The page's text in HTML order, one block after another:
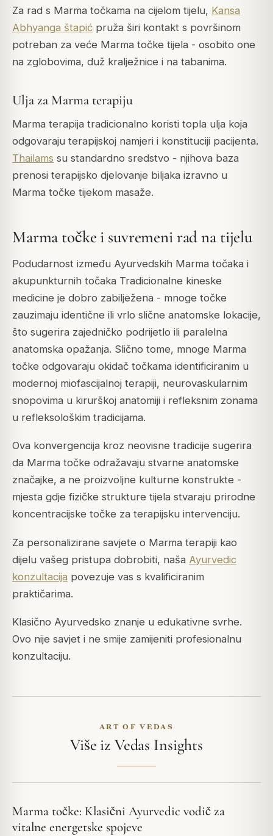
Za rad s Marma točkama na cijelom tijelu, Kansa
Abhyanga štapić pruža širi kontakt s površinom
potreban za veće Marma točke tijela - osobito one
na zglobovima, duž kralježnice i na tabanima.
Ulja za Marma terapiju
Marma terapija tradicionalno koristi topla ulja koja
odgovaraju terapijskoj namjeri i konstituciji pacijenta.
Thailams su standardno sredstvo - njihova baza
prenosi terapijsko djelovanje biljaka izravno u
Marma točke tijekom masaže.
Marma točke i suvremeni rad na tijelu
Podudarnost između Ayurvedskih Marma točaka i
akupunkturnih točaka Tradicionalne kineske
medicine je dobro zabilježena - mnoge točke
zauzimaju identične ili vrlo slične anatomske lokacije,
što sugerira zajedničko podrijetlo ili paralelna
anatomska opažanja. Slično tome, mnoge Marma
točke odgovaraju okidač točkama identificiranim u
modernoj miofascijalnoj terapiji, neurovaskularnim
snopovima u kirurškoj anatomiji i refleksnim zonama
u refleksološkim tradicijama.
Ova konvergencija kroz neovisne tradicije sugerira
da Marma točke odražavaju stvarne anatomske
značajke, a ne proizvoljne kulturne konstrukte -
mjesta gdje fizičke strukture tijela stvaraju prirodne
koncentracijske točke za terapijsku intervenciju.
Za personalizirane savjete o Marma terapiji kao
dijelu vašeg pristupa dobrobiti, naša Ayurvedic
konzultacija povezuje vas s kvalificiranim
praktičarima.
Klasično Ayurvedsko znanje u edukativne svrhe.
Ovo nije savjet i ne smije zamijeniti profesionalnu
konzultaciju.
ART OF VEDAS
Više iz Vedas Insights
Marma točke: Klasični Ayurvedic vodič za
vitalne energetske spojeve